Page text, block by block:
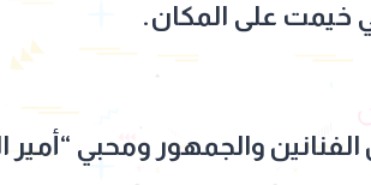
خيمت على المكان.
والجمهور ومحبي “أمير